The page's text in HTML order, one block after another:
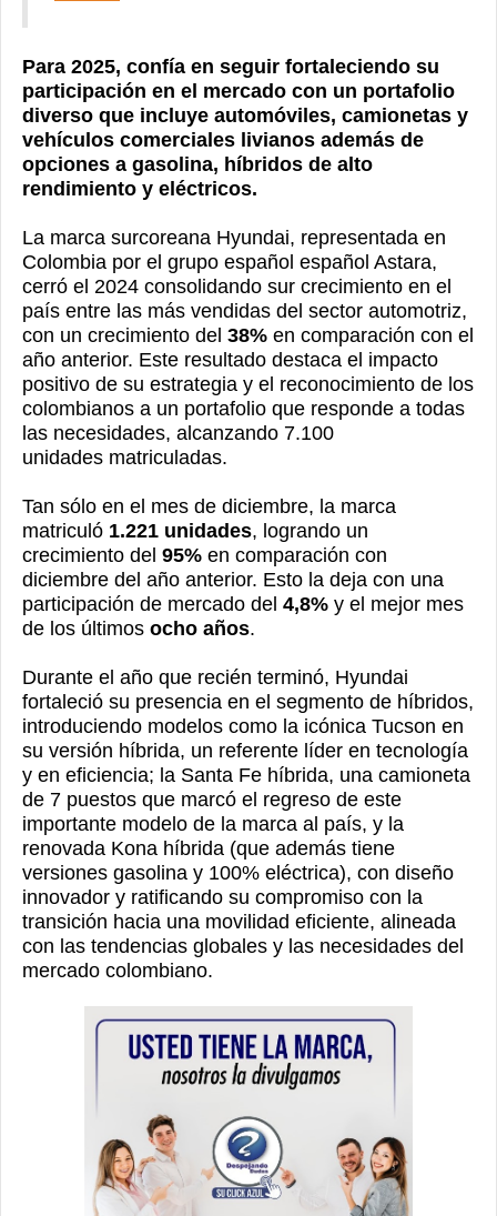
Para 2025, confía en seguir fortaleciendo su
participación en el mercado con un portafolio
diverso que incluye automóviles, camionetas y
vehículos comerciales livianos además de
opciones a gasolina, híbridos de alto
rendimiento y eléctricos.
La marca surcoreana Hyundai, representada en
Colombia por el grupo español español Astara,
cerró el 2024 consolidando sur crecimiento en el
país entre las más vendidas del sector automotriz,
con un crecimiento del 38% en comparación con el
año anterior. Este resultado destaca el impacto
positivo de su estrategia y el reconocimiento de los
colombianos a un portafolio que responde a todas
las necesidades, alcanzando 7.100
unidades matriculadas.
Tan sólo en el mes de diciembre, la marca
matriculó 1.221 unidades, logrando un
crecimiento del 95% en comparación con
diciembre del año anterior. Esto la deja con una
participación de mercado del 4,8% y el mejor mes
de los últimos ocho años.
Durante el año que recién terminó, Hyundai
fortaleció su presencia en el segmento de híbridos,
introduciendo modelos como la icónica Tucson en
su versión híbrida, un referente líder en tecnología
y en eficiencia; la Santa Fe híbrida, una camioneta
de 7 puestos que marcó el regreso de este
importante modelo de la marca al país, y la
renovada Kona híbrida (que además tiene
versiones gasolina y 100% eléctrica), con diseño
innovador y ratificando su compromiso con la
transición hacia una movilidad eficiente, alineada
con las tendencias globales y las necesidades del
mercado colombiano.